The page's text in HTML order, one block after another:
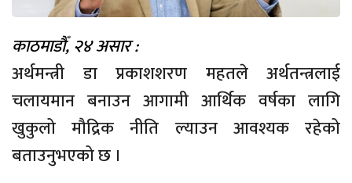
काठमाडौँ, २४ असार :
अर्थमन्त्री डा प्रकाशशरण महतले अर्थतन्त्रलाई
चलायमान बनाउन आगामी आर्थिक वर्षका लागि
खुकुलो मौद्रिक नीति ल्याउन आवश्यक रहेको
बताउनुभएको छ ।